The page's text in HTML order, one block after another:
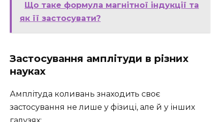
Що таке формула магнітної індукції та
як її застосувати?
Застосування амплітуди в різних
науках
Амплітуда коливань знаходить своє
застосування не лише у фізиці, але й у інших